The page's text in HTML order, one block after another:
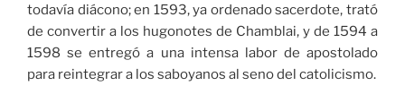
todavía diácono; en 1593, ya ordenado sacerdote, trató
de convertir a los hugonotes de Chamblai, y de 1594 a
1598 se entregó a una intensa labor de apostolado
para reintegrar a los saboyanos al seno del catolicismo.